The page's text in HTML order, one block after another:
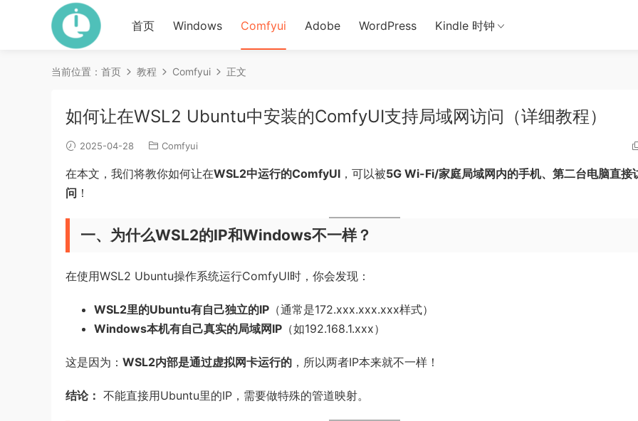
首页 Windows Comfyui Adobe WordPress Kindle 时钟
当前位置： 首页 教程 Comfyui 正文
如何让在WSL2 Ubuntu中安装的ComfyUI支持局域网访问（详细教程）
2025-04-28 Comfyui
在本文，我们将教你如何让在WSL2中运行的ComfyUI ，可以被5G Wi-Fi/家庭局域网内的手机、第二台电脑直接
问 ！
一、为什么WSL2的IP和Windows不一样？
在使用WSL2 Ubuntu操作系统运行ComfyUI时，你会发现：
WSL2里的Ubuntu有自己独立的IP （通常是172.xxx.xxx.xxx样式）
Windows本机有自己真实的局域网IP （如192.168.1.xxx）
这是因为： WSL2内部是通过虚拟网卡运行的 ，所以两者IP本来就不一样！
结论： 不能直接用Ubuntu里的IP，需要做特殊的管道映射。